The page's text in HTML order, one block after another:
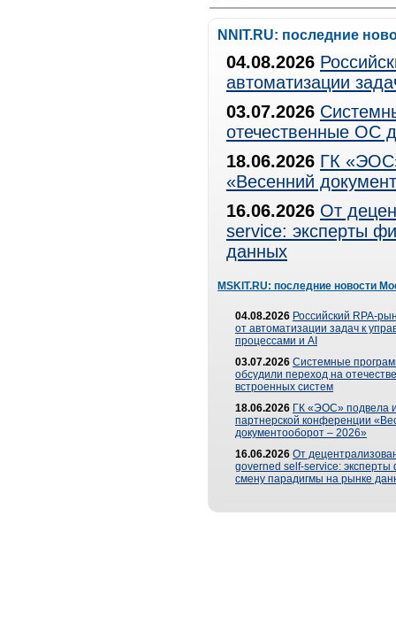
NNIT.RU: последние
04.08.2026
автоматизации
03.07.2026
отечественные ОС
18.06.2026 ГК
«Весенний
16.06.2026 От
service: эксперты
данных
MSKIT.RU: последние новости
04.08.2026 Российский RPA-
от автоматизации задач к
процессами и AI
03.07.2026 Системные
обсудили переход на
встроенных систем
18.06.2026 ГК «ЭОС» подвела
партнерской конференции
документооборот – 2026»
16.06.2026 От
governed self-service: эксперты
смену парадигмы на рынке